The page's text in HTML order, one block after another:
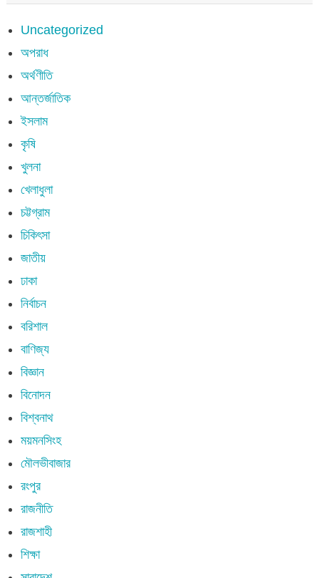
Uncategorized
অপরাধ
অর্থণীতি
আন্তর্জাতিক
ইসলাম
কৃষি
খুলনা
খেলাধুলা
চট্টগ্রাম
চিকিৎসা
জাতীয়
ঢাকা
নির্বাচন
বরিশাল
বাণিজ্য
বিজ্ঞান
বিনোদন
বিশ্বনাথ
ময়মনসিংহ
মৌলভীবাজার
রংপুর
রাজনীতি
রাজশাহী
শিক্ষা